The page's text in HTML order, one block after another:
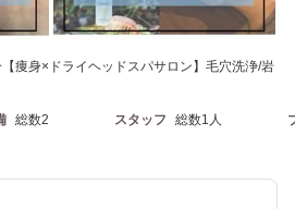
痩身×ドライヘッドスパサロン】毛穴洗浄/岩
総数2 スタッフ 総数1人